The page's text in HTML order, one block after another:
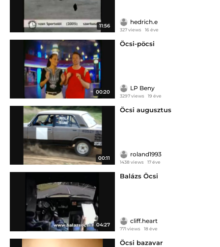
11:56
hedrich.e
327 views 16 éve
00:20
Öcsi-pöcsi
LP Beny
3297 views 19 éve
00:11
Öcsi augusztus
roland1993
1438 views 17 éve
04:27
Balázs Öcsi
cliff.heart
771 views 18 éve
Öcsi bazavar